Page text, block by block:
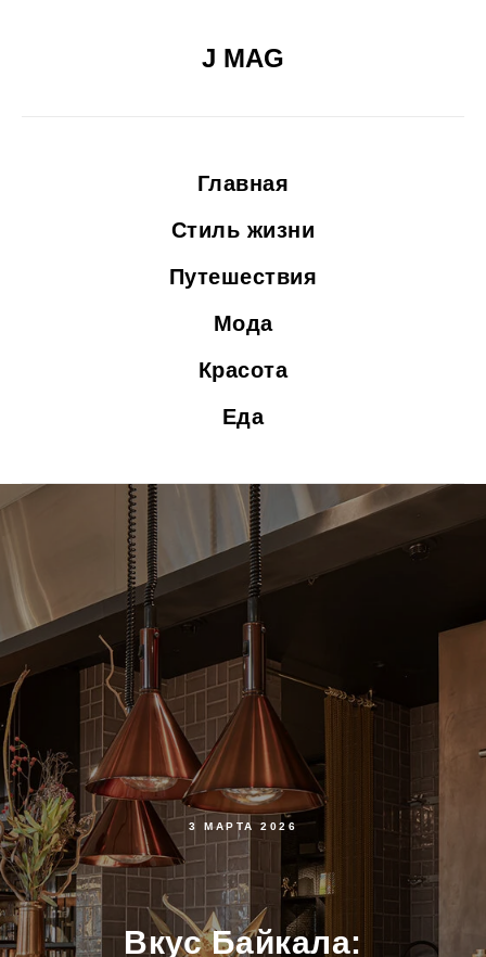
J MAG
Главная
Стиль жизни
Путешествия
Мода
Красота
Еда
3 МАРТА 2026
Вкус Байкала: